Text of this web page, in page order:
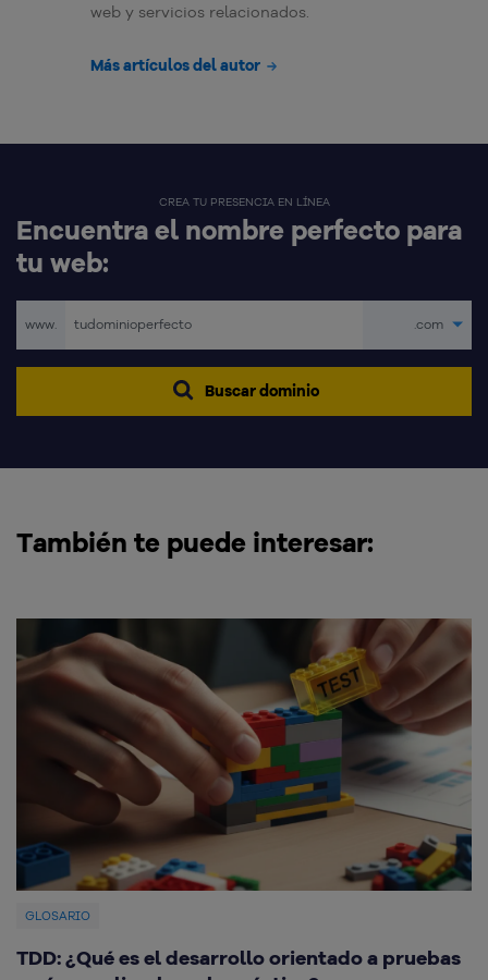
web y servicios relacionados.
Más artículos del autor
CREA TU PRESENCIA EN LÍNEA
Encuentra el nombre perfecto para
tu web:
www. .com
Buscar dominio
También te puede interesar:
GLOSARIO
TDD: ¿Qué es el desarrollo orientado a pruebas